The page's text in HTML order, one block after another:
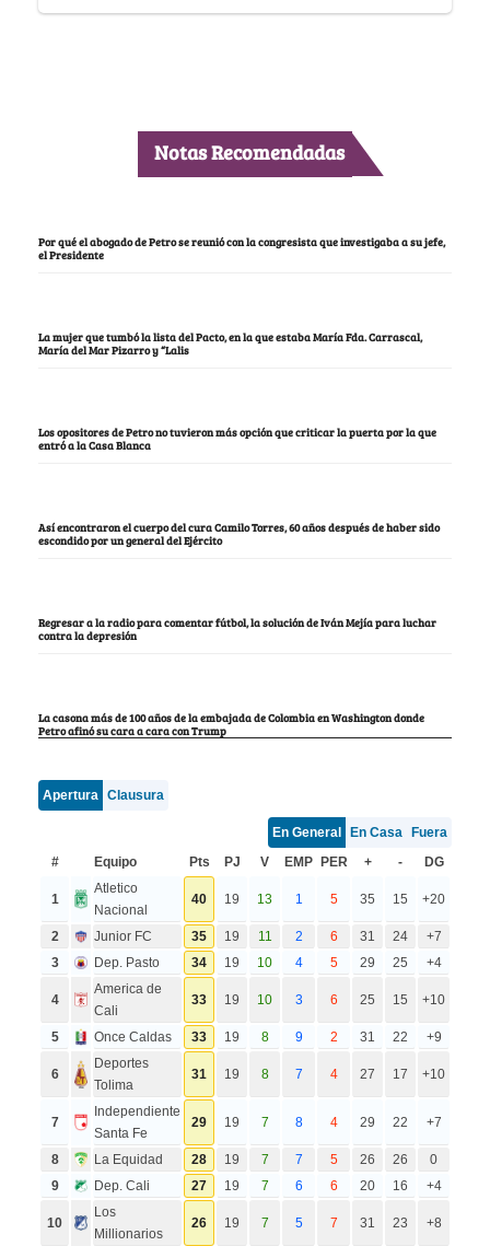
Notas Recomendadas
Por qué el abogado de Petro se reunió con la congresista que investigaba a su jefe,
el Presidente
La mujer que tumbó la lista del Pacto, en la que estaba María Fda. Carrascal,
María del Mar Pizarro y “Lalis
Los opositores de Petro no tuvieron más opción que criticar la puerta por la que
entró a la Casa Blanca
Así encontraron el cuerpo del cura Camilo Torres, 60 años después de haber sido
escondido por un general del Ejército
Regresar a la radio para comentar fútbol, la solución de Iván Mejía para luchar
contra la depresión
La casona más de 100 años de la embajada de Colombia en Washington donde
Petro afinó su cara a cara con Trump
Apertura Clausura
En General En Casa
Fuera
#
Equipo Pts PJ V EMP PER + - DG
1
Atletico
Nacional
40 19 13 1 5 35 15 +20
2 Junior FC 35 19 11 2 6 31 24
+7
3
Dep. Pasto 34 19 10 4 5 29 25 +4
4
America de
Cali
33 19 10 3 6 25 15 +10
5 Once Caldas 33 19 8 9 2 31 22 +9
6
Deportes
Tolima
31 19 8 7 4 27 17 +10
7
Independiente
Santa Fe
29 19 7 8 4 29 22 +7
8 La Equidad 28 19 7 7 5 26 26
0
9
Dep. Cali 27 19 7 6 6 20 16 +4
10
Los
Millionarios
26 19 7 5 7 31 23 +8